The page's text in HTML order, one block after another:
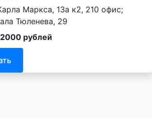
Маркса, 13а к2, 210 офис;
Тюленева, 29
рублей